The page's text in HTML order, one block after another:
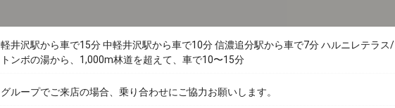
軽井沢駅から車で15分 中軽井沢駅から車で10分 信濃追分駅から車で7分 ハルニレテラス/
トンボの湯から、1,000m林道を超えて、車で10〜15分
グループでご来店の場合、乗り合わせにご協力お願いします。